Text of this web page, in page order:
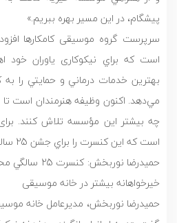
پیشگام، در اين مسير بهره ببريم.»
سرپرست گروه موسیقی کامکارها
است که براي نیکوکاری یاوران
بهترين خدمات درماني و حمايتي را به
مي‌دهد. اكنون وظیفه هنرمندان است
چه بيشتر اين مؤسسه تلاش كنند. برای
است که این کنسرت را براي جشن 25 سالگی محک اجرا كنند.»
حمیدرضا
خيرخواهانه بیشتر در خانه موسیقی
حمیدرضا نوربخش، مدیرعامل خانه